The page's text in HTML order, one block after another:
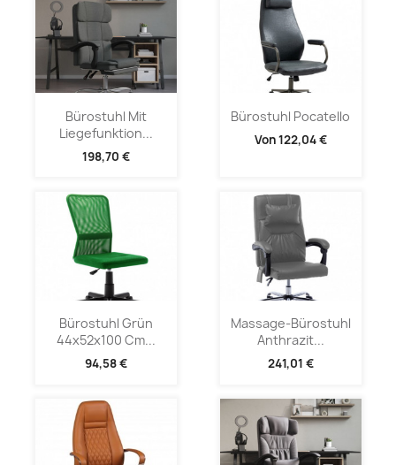
Bürostuhl Mit
Liegefunktion...
198,70 €
Bürostuhl Pocatello
Von122,04 €
Bürostuhl Grün
44x52x100 Cm...
94,58 €
Massage-Bürostuhl
Anthrazit...
241,01 €